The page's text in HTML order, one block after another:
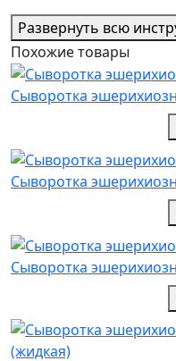
Развернуть всю
Похожие товары
Cыворотка
Cыворотка
Cыворотка